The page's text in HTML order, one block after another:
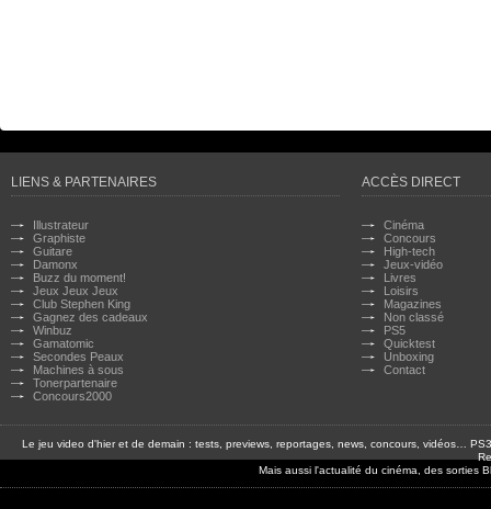
LIENS & PARTENAIRES
Illustrateur
Graphiste
Guitare
Damonx
Buzz du moment!
Jeux Jeux Jeux
Club Stephen King
Gagnez des cadeaux
Winbuz
Gamatomic
Secondes Peaux
Machines à sous
Tonerpartenaire
Concours2000
ACCÈS DIRECT
Cinéma
Concours
High-tech
Jeux-vidéo
Livres
Loisirs
Magazines
Non classé
PS5
Quicktest
Unboxing
Contact
Le jeu video d'hier et de demain : tests, previews, reportages, news, concours, vidéos…
Mais aussi l'actualité du cinéma, des sorties